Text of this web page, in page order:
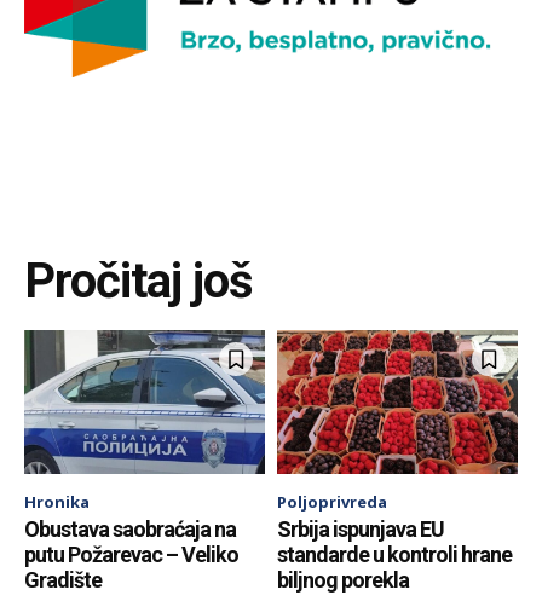
Pročitaj još
Hronika
Obustava saobraćaja na
putu Požarevac – Veliko
Gradište
Poljoprivreda
Srbija ispunjava EU
standarde u kontroli hrane
biljnog porekla